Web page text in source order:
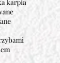
karpia